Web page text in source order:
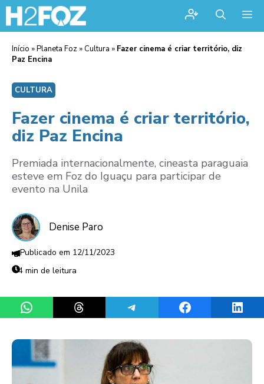
Início »Planeta Foz » Cultura » Fazer cinema é criar território, diz
Paz Encina
CULTURA
Fazer cinema é criar território,
diz Paz Encina
Premiada internacionalmente, cineasta paraguaia
esteve em Foz do Iguaçu para participar de
evento na Unila
Denise Paro
12/11/2023
4 min de leitura
Share on WhatsAppShare on ThreadsShare on TelegramShare on Facebook